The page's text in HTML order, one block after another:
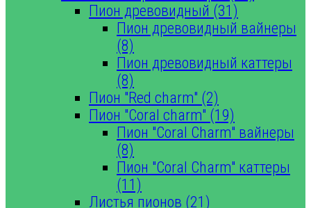
Пион древовидный (31)
Пион древовидный вайнеры
(8)
Пион древовидный каттеры
(8)
Пион "Red charm" (2)
Пион "Coral charm" (19)
Пион "Coral Charm" вайнеры
(8)
Пион "Coral Charm" каттеры
(11)
Листья пионов (21)